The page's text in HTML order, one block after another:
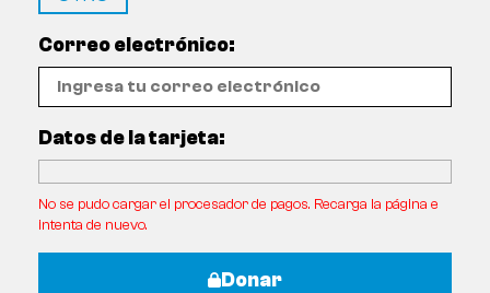
Correo electrónico:
Datos de la tarjeta:
No se pudo cargar el procesador de pagos. Recarga la página e
intenta de nuevo.
Donar